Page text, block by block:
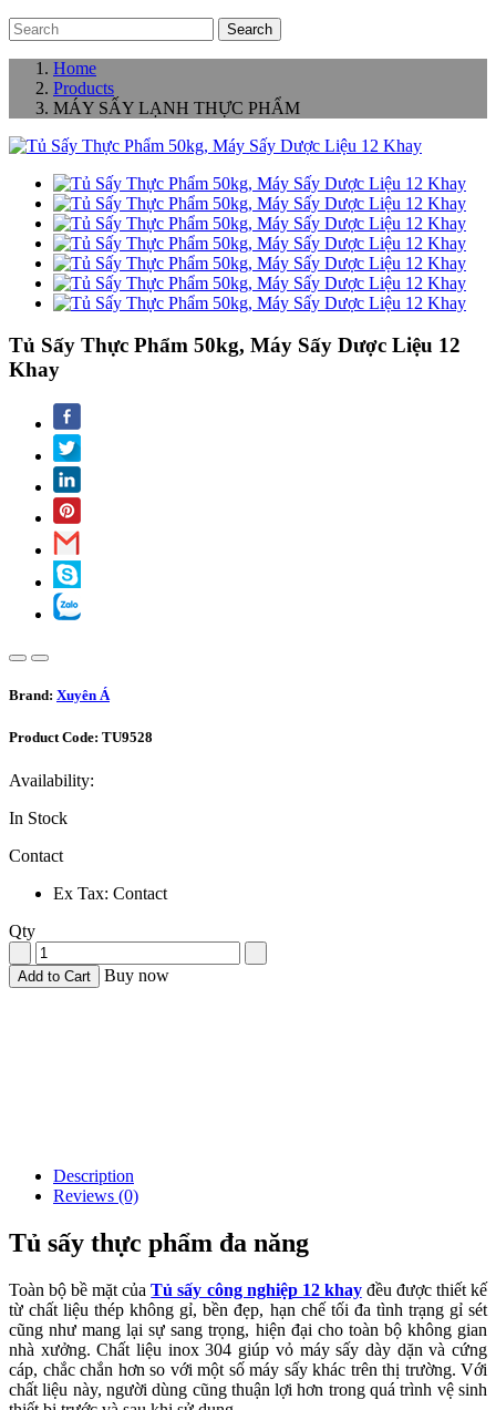
Search
Home
Products
MÁY SẤY LẠNH THỰC PHẨM
Tủ Sấy Thực Phẩm 50kg, Máy Sấy Dược Liệu 12
Khay
Brand: Xuyên Á
Product Code: TU9528
Availability:
In Stock
Contact
Ex Tax: Contact
Qty
Add to Cart Buy now
Description
Reviews (0)
Tủ sấy thực phẩm đa năng
Toàn bộ bề mặt củaTủ sấy công nghiệp 12 khayđều được thiết kế
từ chất liệu thép không gỉ, bền đẹp, hạn chế tối đa tình trạng gỉ sét
cũng như mang lại sự sang trọng, hiện đại cho toàn bộ không gian
nhà xưởng. Chất liệu inox 304 giúp vỏ máy sấy dày dặn và cứng
cáp, chắc chắn hơn so với một số máy sấy khác trên thị trường. Với
chất liệu này, người dùng cũng thuận lợi hơn trong quá trình vệ sinh